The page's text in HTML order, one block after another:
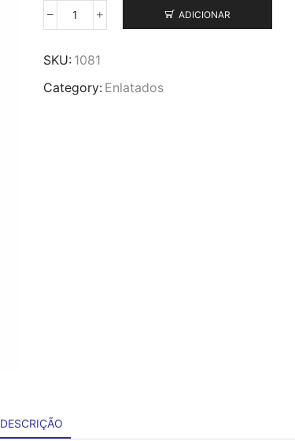
Quantidade
Cavala
Filete
ADICIONAR
SKU: 1081
Category: Enlatados
DESCRIÇÃO